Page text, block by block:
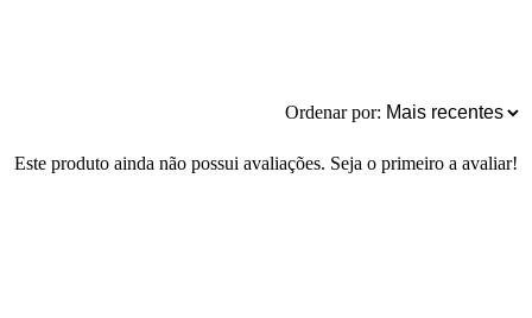
Ordenar por:
Este produto ainda não possui avaliações. Seja o primeiro a avaliar!